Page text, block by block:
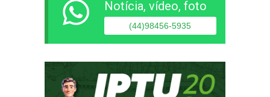
Notícia, vídeo, foto
(44)98456-5935